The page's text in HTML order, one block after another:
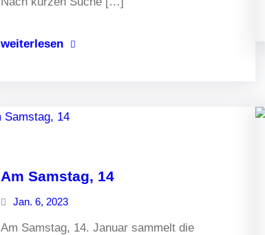
weiterlesen
Am Samstag, 14
Jan. 6, 2023
Am Samstag, 14. Januar sammelt die